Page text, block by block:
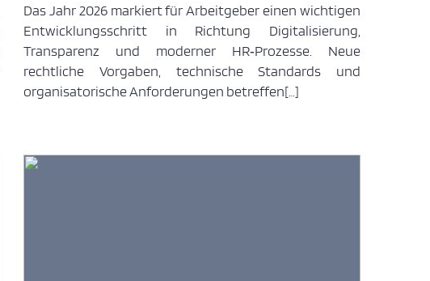
Das Jahr 2026 markiert für Arbeitgeber einen wichtigen
Entwicklungsschritt in Richtung Digitalisierung,
Transparenz und moderner HR‑Prozesse. Neue
rechtliche Vorgaben, technische Standards und
organisatorische Anforderungen betreffen[…]